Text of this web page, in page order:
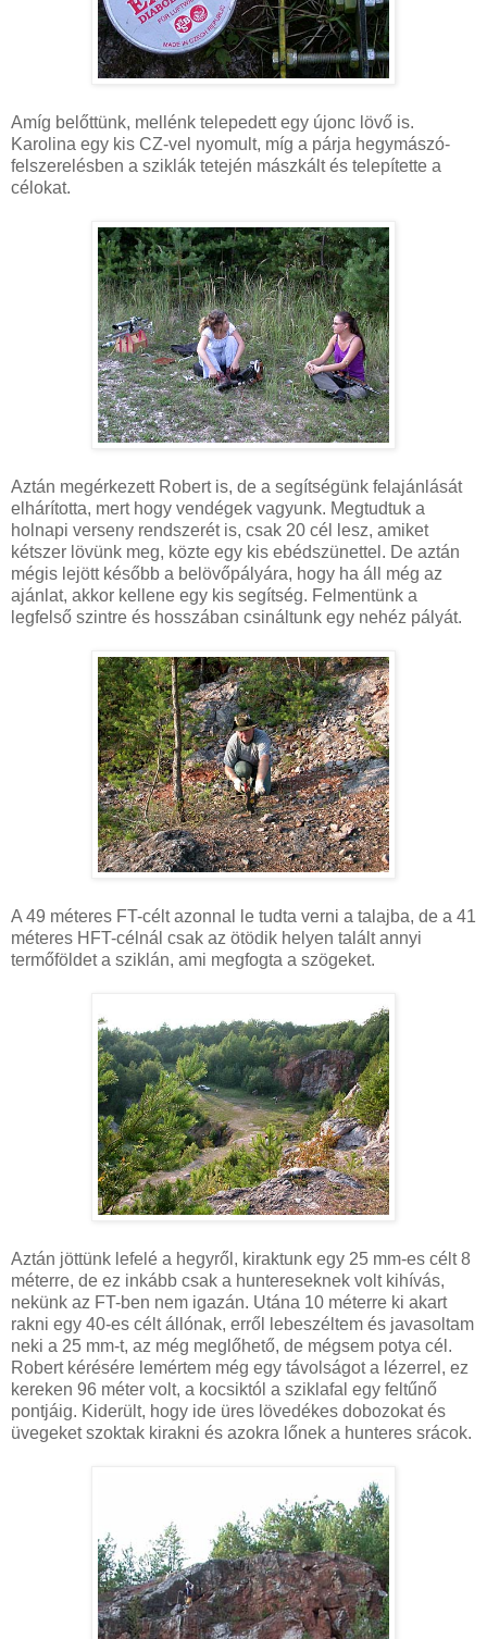
Amíg belőttünk, mellénk telepedett egy újonc lövő is.
Karolina egy kis CZ-vel nyomult, míg a párja hegymászó-
felszerelésben a sziklák tetején mászkált és telepítette a
célokat.
Aztán megérkezett Robert is, de a segítségünk felajánlását
elhárította, mert hogy vendégek vagyunk. Megtudtuk a
holnapi verseny rendszerét is, csak 20 cél lesz, amiket
kétszer lövünk meg, közte egy kis ebédszünettel. De aztán
mégis lejött később a belövőpályára, hogy ha áll még az
ajánlat, akkor kellene egy kis segítség. Felmentünk a
legfelső szintre és hosszában csináltunk egy nehéz pályát.
A 49 méteres FT-célt azonnal le tudta verni a talajba, de a 41
méteres HFT-célnál csak az ötödik helyen talált annyi
termőföldet a sziklán, ami megfogta a szögeket.
Aztán jöttünk lefelé a hegyről, kiraktunk egy 25 mm-es célt 8
méterre, de ez inkább csak a huntereseknek volt kihívás,
nekünk az FT-ben nem igazán. Utána 10 méterre ki akart
rakni egy 40-es célt állónak, erről lebeszéltem és javasoltam
neki a 25 mm-t, az még meglőhető, de mégsem potya cél.
Robert kérésére lemértem még egy távolságot a lézerrel, ez
kereken 96 méter volt, a kocsiktól a sziklafal egy feltűnő
pontjáig. Kiderült, hogy ide üres lövedékes dobozokat és
üvegeket szoktak kirakni és azokra lőnek a hunteres srácok.